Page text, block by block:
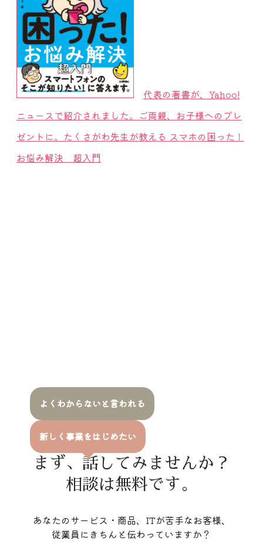
代表の著書が、Yahoo!
ニュースで紹介されました。ご両親、お子様へのプレ
ゼントに。たくさがわ先生が教える スマホの困った！
お悩み解決 超入門
よくわからないと言われる
新しく事業をはじめたい
まず、話してみませんか？
相談は無料です。
あなたのサービス・商品、ITが苦手なお客様、
従業員にきちんと伝わっていますか？